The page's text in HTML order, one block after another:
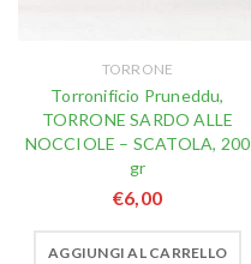
TORRONE
Torronificio Pruneddu,
TORRONE SARDO ALLE
NOCCIOLE – SCATOLA, 200
gr
€6,00
AGGIUNGI AL CARRELLO